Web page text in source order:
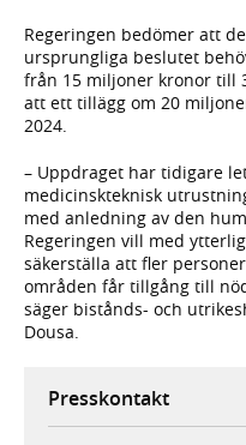
Regeringen bedömer att
ursprungliga beslutet
från 15 miljoner kronor till
att ett tillägg om 20
2024.
– Uppdraget har tidigare
medicinskteknisk
med anledning av den
Regeringen vill med
säkerställa att fler
områden får tillgång till
säger bistånds- och
Dousa.
Presskontakt